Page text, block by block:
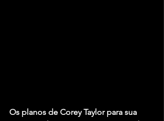
Os planos de Corey Taylor para sua